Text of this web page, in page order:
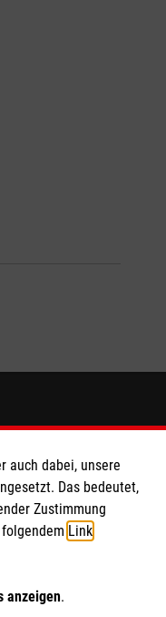
auch dabei, unsere
Das bedeutet,
Zustimmung
Link
anzeigen.